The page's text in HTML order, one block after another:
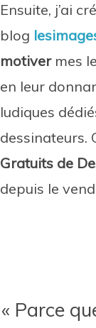
Ensuite, j’ai
blog
motivermes
en leur
ludiques
dessinateurs.
Gratuits de
depuis le
« Parce